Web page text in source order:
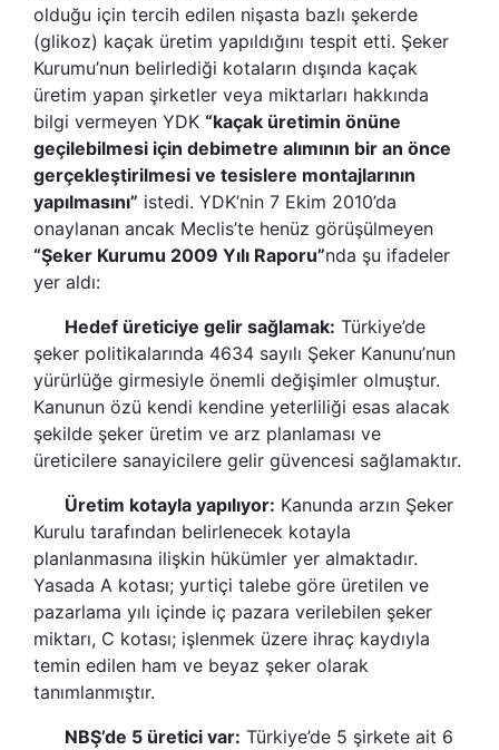
olduğu için tercih edilen nişasta bazlı şekerde
(glikoz) kaçak üretim yapıldığını tespit etti. Şeker
Kurumu’nun belirlediği kotaların dışında kaçak
üretim yapan şirketler veya miktarları hakkında
bilgi vermeyen YDK “kaçak üretimin önüne
geçilebilmesi için debimetre alımının bir an önce
gerçekleştirilmesi ve tesislere montajlarının
yapılmasını” istedi. YDK’nin 7 Ekim 2010’da
onaylanan ancak Meclis’te henüz görüşülmeyen
“Şeker Kurumu 2009 Yılı Raporu”nda şu ifadeler
yer aldı:
Hedef üreticiye gelir sağlamak: Türkiye’de
şeker politikalarında 4634 sayılı Şeker Kanunu’nun
yürürlüğe girmesiyle önemli değişimler olmuştur.
Kanunun özü kendi kendine yeterliliği esas alacak
şekilde şeker üretim ve arz planlaması ve
üreticilere sanayicilere gelir güvencesi sağlamaktır.
Üretim kotayla yapılıyor: Kanunda arzın Şeker
Kurulu tarafından belirlenecek kotayla
planlanmasına ilişkin hükümler yer almaktadır.
Yasada A kotası; yurtiçi talebe göre üretilen ve
pazarlama yılı içinde iç pazara verilebilen şeker
miktarı, C kotası; işlenmek üzere ihraç kaydıyla
temin edilen ham ve beyaz şeker olarak
tanımlanmıştır.
NBŞ’de 5 üretici var: Türkiye’de 5 şirkete ait 6